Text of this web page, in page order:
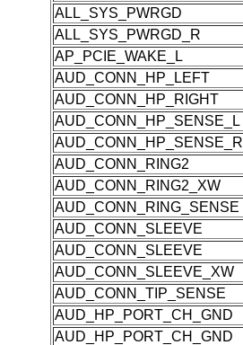
ALL_SYS_PWRGD
ALL_SYS_PWRGD_R
AP_PCIE_WAKE_L
AUD_CONN_HP_LEFT
AUD_CONN_HP_RIGHT
AUD_CONN_HP_SENSE_L
AUD_CONN_HP_SENSE_R
AUD_CONN_RING2
AUD_CONN_RING2_XW
AUD_CONN_RING_SENSE
AUD_CONN_SLEEVE
AUD_CONN_SLEEVE
AUD_CONN_SLEEVE_XW
AUD_CONN_TIP_SENSE
AUD_HP_PORT_CH_GND
AUD_HP_PORT_CH_GND